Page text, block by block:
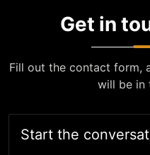
Get in
Fill out the contact form,
will be in
Start the